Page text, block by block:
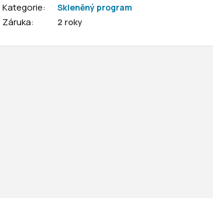
Kategorie: Skleněný program
Záruka: 2 roky